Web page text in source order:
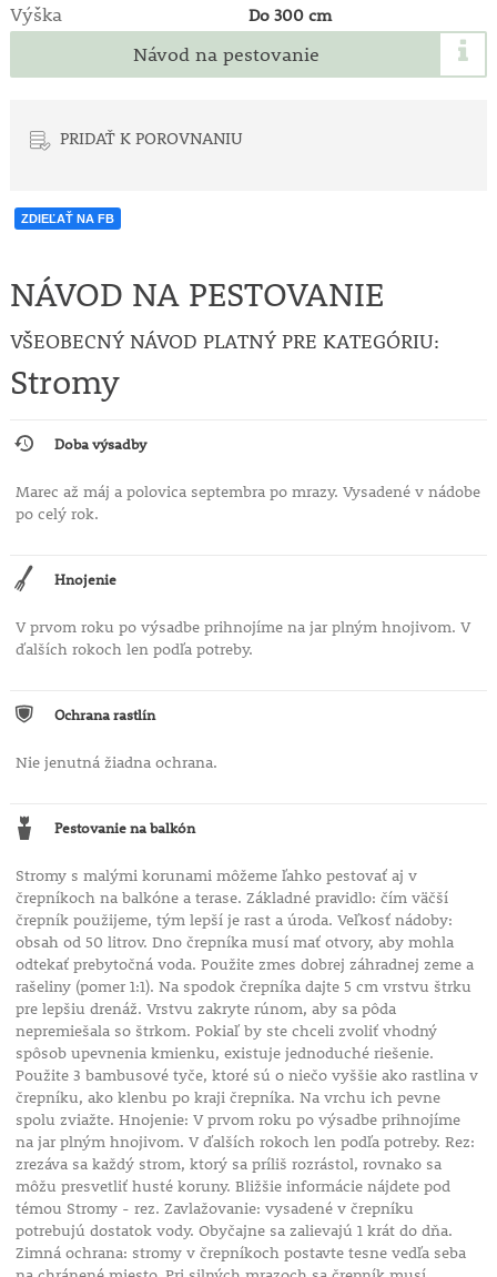
Výška Do 300 cm
Návod na pestovanie
PRIDAŤ K POROVNANIU
ZDIEĽAŤ NA FB
NÁVOD NA PESTOVANIE
VŠEOBECNÝ NÁVOD PLATNÝ PRE KATEGÓRIU:
Stromy
Doba výsadby
Marec až máj a polovica septembra po mrazy. Vysadené v nádobe
po celý rok.
Hnojenie
V prvom roku po výsadbe prihnojíme na jar plným hnojivom. V
ďalších rokoch len podľa potreby.
Ochrana rastlín
Nie jenutná žiadna ochrana.
Pestovanie na balkón
Stromy s malými korunami môžeme ľahko pestovať aj v
črepníkoch na balkóne a terase. Základné pravidlo: čím väčší
črepník použijeme, tým lepší je rast a úroda. Veľkosť nádoby:
obsah od 50 litrov. Dno črepníka musí mať otvory, aby mohla
odtekať prebytočná voda. Použite zmes dobrej záhradnej zeme a
rašeliny (pomer 1:1). Na spodok črepníka dajte 5 cm vrstvu štrku
pre lepšiu drenáž. Vrstvu zakryte rúnom, aby sa pôda
nepremiešala so štrkom. Pokiaľ by ste chceli zvoliť vhodný
spôsob upevnenia kmienku, existuje jednoduché riešenie.
Použite 3 bambusové tyče, ktoré sú o niečo vyššie ako rastlina v
črepníku, ako klenbu po kraji črepníka. Na vrchu ich pevne
spolu zviažte. Hnojenie: V prvom roku po výsadbe prihnojíme
na jar plným hnojivom. V ďalších rokoch len podľa potreby. Rez:
zrezáva sa každý strom, ktorý sa príliš rozrástol, rovnako sa
môžu presvetliť husté koruny. Bližšie informácie nájdete pod
témou Stromy - rez. Zavlažovanie: vysadené v črepníku
potrebujú dostatok vody. Obyčajne sa zalievajú 1 krát do dňa.
Zimná ochrana: stromy v črepníkoch postavte tesne vedľa seba